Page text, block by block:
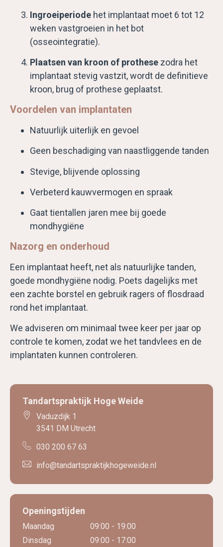
Ingroeiperiode het implantaat moet 6 tot 12
weken vastgroeien in het bot
(osseointegratie).
Plaatsen van kroon of prothese zodra het
implantaat stevig vastzit, wordt de definitieve
kroon, brug of prothese geplaatst.
Voordelen van implantaten
Natuurlijk uiterlijk en gevoel
Geen beschadiging van naastliggende tanden
Stevige, blijvende oplossing
Verbeterd kauwvermogen en spraak
Gaat tientallen jaren mee bij goede
mondhygiëne
Nazorg en onderhoud
Een implantaat heeft, net als natuurlijke tanden,
goede mondhygiëne nodig. Poets dagelijks met
een zachte borstel en gebruik ragers of flosdraad
rond het implantaat.
We adviseren om minimaal twee keer per jaar op
controle te komen, zodat we het tandvlees en de
implantaten kunnen controleren.
Tandartspraktijk Hoge Weide
Vaduzdijk 1
3541 DM Utrecht
030 200 67 63
info@tandartspraktijkhogeweide.nl
Openingstijden
Maandag
Dinsdag
09:00 - 19:00
09:00 - 17:00